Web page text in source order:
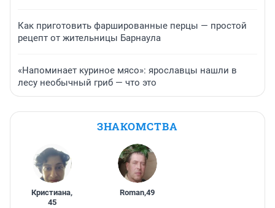
Как приготовить фаршированные перцы — простой
рецепт от жительницы Барнаула
«Напоминает куриное мясо»: ярославцы нашли в
лесу необычный гриб — что это
ЗНАКОМСТВА
Кристиана,
45
Roman,49